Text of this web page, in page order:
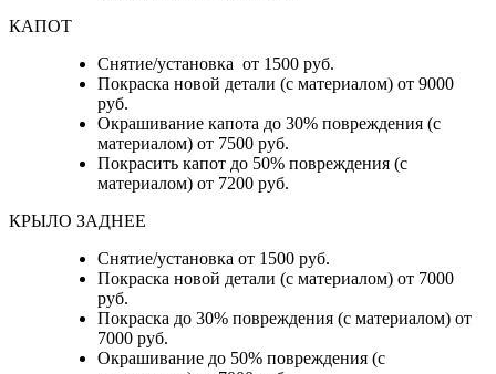
КАПОТ
Снятие/установка от 1500 руб.
Покраска новой детали (с материалом) от 9000
руб.
Окрашивание капота до 30% повреждения (с
материалом) от 7500 руб.
Покрасить капот до 50% повреждения (с
материалом) от 7200 руб.
КРЫЛО ЗАДНЕЕ
Снятие/установка от 1500 руб.
Покраска новой детали (с материалом) от 7000
руб.
Покраска до 30% повреждения (с материалом) от
7000 руб.
Окрашивание до 50% повреждения (с